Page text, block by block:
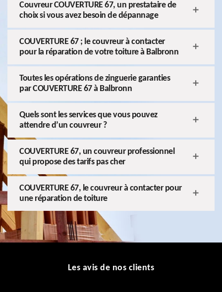
Couvreur COUVERTURE 67, un prestataire de
choix si vous avez besoin de dépannage
COUVERTURE 67 ; le couvreur à contacter
pour la réparation de votre toiture à Balbronn
Toutes les opérations de zinguerie garanties
par COUVERTURE 67 à Balbronn
Quels sont les services que vous pouvez
attendre d’un couvreur ?
COUVERTURE 67, un couvreur professionnel
qui propose des tarifs pas cher
COUVERTURE 67, le couvreur à contacter pour
une réparation de toiture
Les avis de nos clients